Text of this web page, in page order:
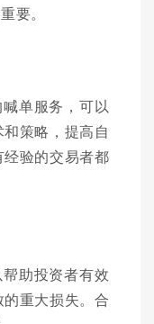
要。
单服务，可以
策略，提高自
验的交易者都
助投资者有效
重大损失。合